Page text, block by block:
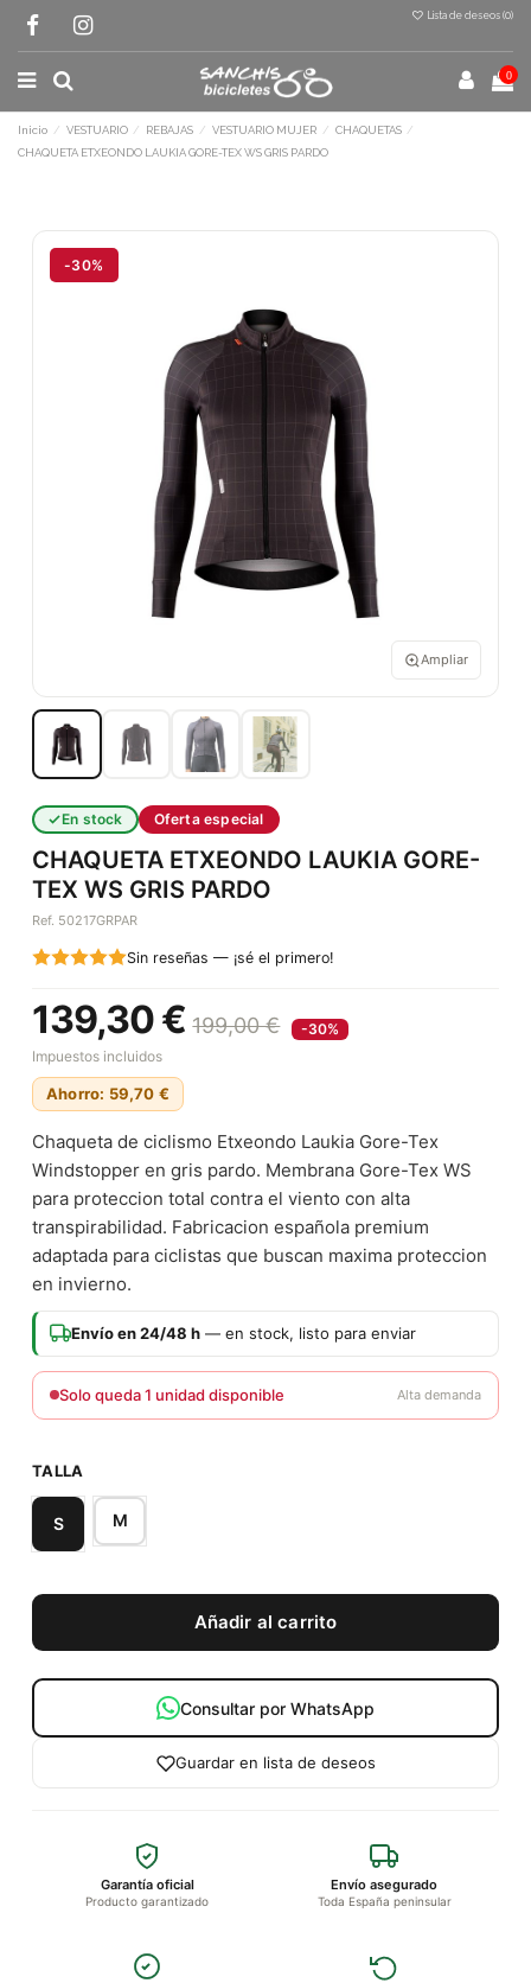
Lista de deseos (0)
0
Inicio VESTUARIO REBAJAS VESTUARIO MUJER
CHAQUETAS
CHAQUETA ETXEONDO LAUKIA GORE-TEX WS GRIS PARDO
-30%
Ampliar
En stock Oferta especial
CHAQUETA ETXEONDO LAUKIA GORE-
TEX WS GRIS PARDO
Ref. 50217GRPAR
Sin reseñas — ¡sé el primero!
139,30 € 199,00 €
-30%
Impuestos incluidos
Ahorro: 59,70 €
Chaqueta de ciclismo Etxeondo Laukia Gore-Tex
Windstopper en gris pardo. Membrana Gore-Tex WS
para proteccion total contra el viento con alta
transpirabilidad. Fabricacion española premium
adaptada para ciclistas que buscan maxima proteccion
en invierno.
Envío en 24/48 h — en stock, listo para enviar
Solo queda 1 unidad disponible Alta demanda
TALLA
S M
Añadir al carrito
Consultar por WhatsApp
Guardar en lista de deseos
Garantía oficial
Producto garantizado
Envío asegurado
Toda España peninsular
Terminal de consulta○ Motor activo -CHAQUETA ETXEONDO
LAUKIA GORE-TEX WS GRIS PARDO